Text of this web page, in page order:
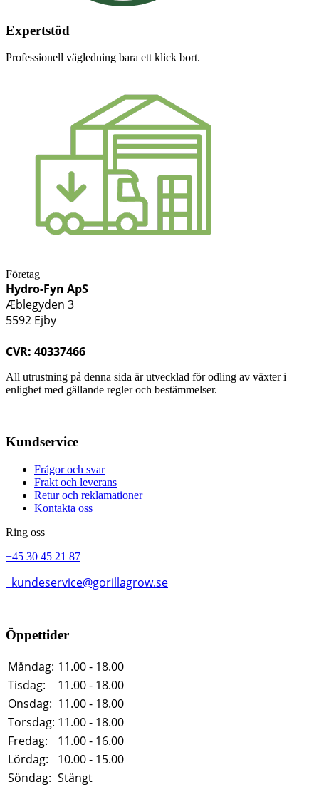
Expertstöd
Professionell vägledning bara ett klick bort.
Företag
Hydro-Fyn ApS
Æblegyden 3
5592 Ejby
CVR: 40337466
All utrustning på denna sida är utvecklad för odling av växter i
enlighet med gällande regler och bestämmelser.
Kundservice
Frågor och svar
Frakt och leverans
Retur och reklamationer
Kontakta oss
Ring oss
+45 30 45 21 87
kundeservice@gorillagrow.se
Öppettider
Måndag: 11.00 - 18.00
Tisdag:
11.00 - 18.00
Onsdag: 11.00 - 18.00
Torsdag: 11.00 - 18.00
Fredag:
11.00 - 16.00
Lördag:
10.00 - 15.00
Söndag: Stängt